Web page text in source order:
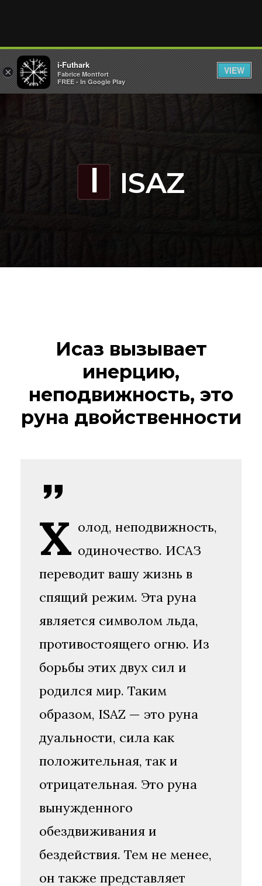
ISAZ
Исаз вызывает
инерцию,
неподвижность, это
руна двойственности
Х олод, неподвижность,
одиночество. ИСАЗ
переводит вашу жизнь в
спящий режим. Эта руна
является символом льда,
противостоящего огню. Из
борьбы этих двух сил и
родился мир. Таким
образом, ISAZ — это руна
дуальности, сила как
положительная, так и
отрицательная. Это руна
вынужденного
обездвиживания и
бездействия. Тем не менее,
он также представляет
×
i-Futhark
Fabrice Montfort
FREE - In Google Play
VIEW